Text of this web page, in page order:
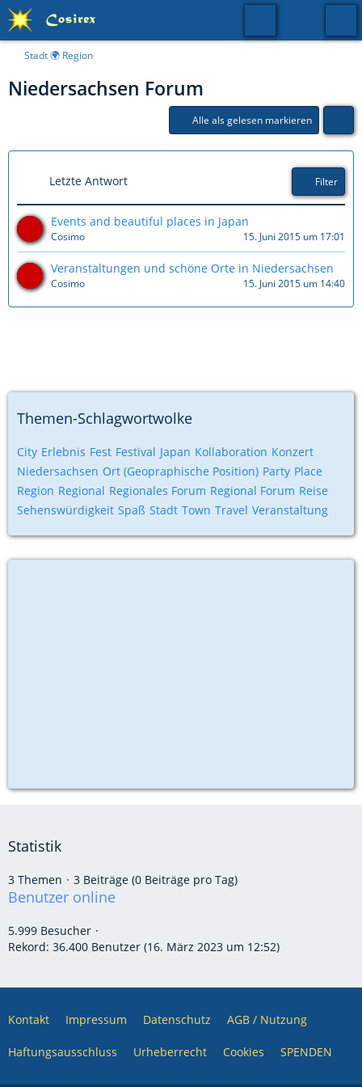
Stadt 🌍 Region
Niedersachsen Forum
Alle als gelesen markieren
Letzte Antwort Filter
Events and beautiful places in Japan
Cosimo 15. Juni 2015 um 17:01
Veranstaltungen und schöne Orte in Niedersachsen
Cosimo 15. Juni 2015 um 14:40
Themen-Schlagwortwolke
City Erlebnis Fest Festival Japan Kollaboration Konzert
Niedersachsen Ort (Geopraphische Position) Party Place
Region Regional Regionales Forum Regional Forum Reise
Sehenswürdigkeit Spaß Stadt Town Travel Veranstaltung
Statistik
3 Themen 3 Beiträge (0 Beiträge pro Tag)
Benutzer online
5.999 Besucher
Rekord: 36.400 Benutzer (16. März 2023 um 12:52)
Kontakt Impressum Datenschutz AGB / Nutzung
Haftungsausschluss Urheberrecht Cookies SPENDEN